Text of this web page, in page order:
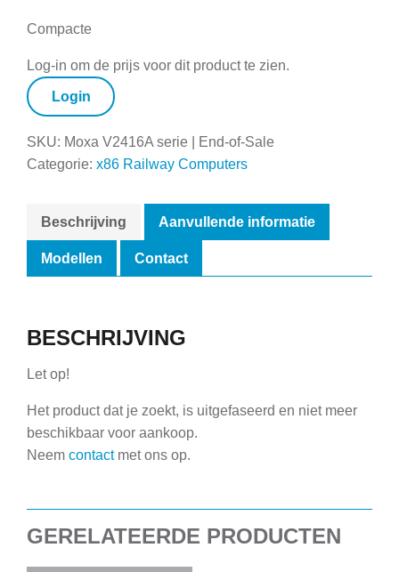
Compacte
Log-in om de prijs voor dit product te zien.
Login
SKU: Moxa V2416A serie | End-of-Sale
Categorie: x86 Railway Computers
Beschrijving Aanvullende informatie
Modellen Contact
BESCHRIJVING
Let op!
Het product dat je zoekt, is uitgefaseerd en niet meer
beschikbaar voor aankoop.
Neem contactmet ons op.
GERELATEERDE PRODUCTEN